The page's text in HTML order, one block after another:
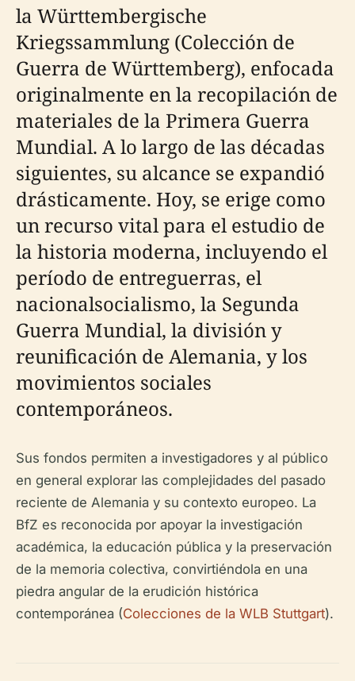
la Württembergische
Kriegssammlung (Colección de
Guerra de Württemberg), enfocada
originalmente en la recopilación de
materiales de la Primera Guerra
Mundial. A lo largo de las décadas
siguientes, su alcance se expandió
drásticamente. Hoy, se erige como
un recurso vital para el estudio de
la historia moderna, incluyendo el
período de entreguerras, el
nacionalsocialismo, la Segunda
Guerra Mundial, la división y
reunificación de Alemania, y los
movimientos sociales
contemporáneos.
Sus fondos permiten a investigadores y al público
en general explorar las complejidades del pasado
reciente de Alemania y su contexto europeo. La
BfZ es reconocida por apoyar la investigación
académica, la educación pública y la preservación
de la memoria colectiva, convirtiéndola en una
piedra angular de la erudición histórica
contemporánea (Colecciones de la WLB Stuttgart).